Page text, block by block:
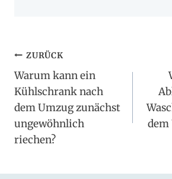
Beitragsnavigation
ZURÜCK
Warum kann ein
Kühlschrank nach
dem Umzug zunächst
ungewöhnlich
riechen?
dem